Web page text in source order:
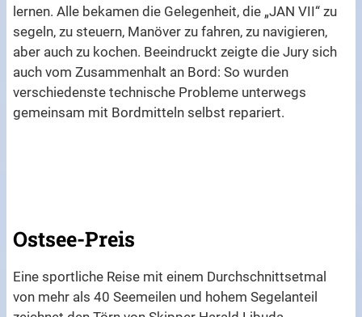
lernen. Alle bekamen die Gelegenheit, die „JAN VII“ zu
segeln, zu steuern, Manöver zu fahren, zu navigieren,
aber auch zu kochen. Beeindruckt zeigte die Jury sich
auch vom Zusammenhalt an Bord: So wurden
verschiedenste technische Probleme unterwegs
gemeinsam mit Bordmitteln selbst repariert.
Ostsee-Preis
Eine sportliche Reise mit einem Durchschnittsetmal
von mehr als 40 Seemeilen und hohem Segelanteil